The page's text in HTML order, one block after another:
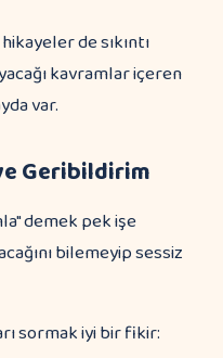
de sıkıntı
kavramlar içeren
var.
Geribildirim
demek pek işe
bilemeyip sessiz
sormak iyi bir fikir: